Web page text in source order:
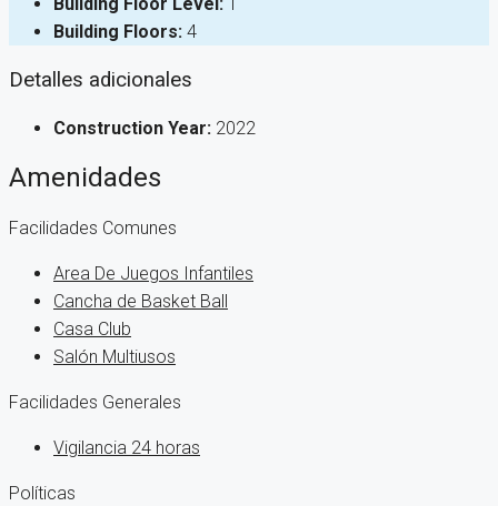
Building Floors: 4
Detalles adicionales
Construction Year: 2022
Amenidades
Facilidades Comunes
Area De Juegos Infantiles
Cancha de Basket Ball
Casa Club
Salón Multiusos
Facilidades Generales
Vigilancia 24 horas
Políticas